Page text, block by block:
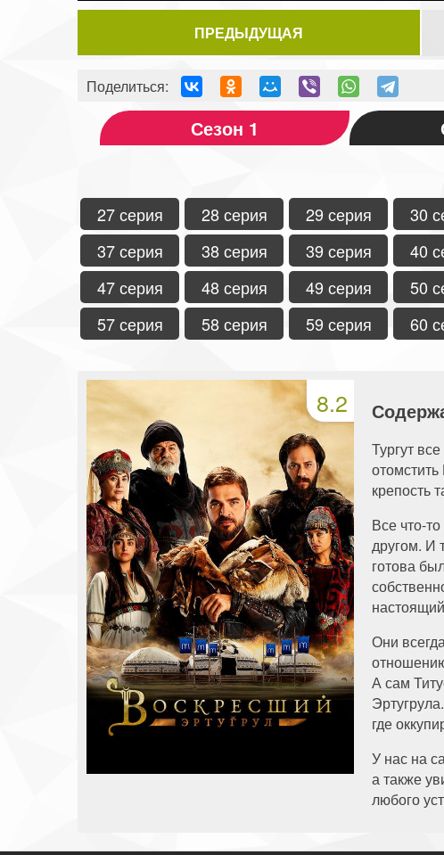
ПРЕДЫДУЩАЯ
Поделиться:
Сезон 1
27 серия 28 серия 29 серия 30
37 серия
38 серия 39 серия 40
47 серия
48 серия 49 серия 50
57 серия
58 серия 59 серия 60
8.2
Тургут
крепость
Все что-
другом. И
готова
Они
А сам
где
У нас на
а также
любого